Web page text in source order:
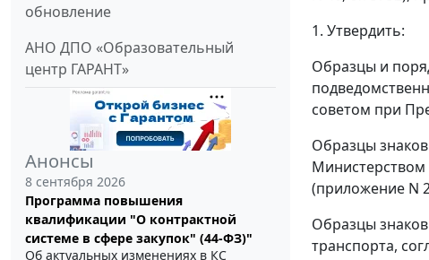
обновление
АНО ДПО «Образовательный
центр ГАРАНТ»
Анонсы
8 сентября 2026
Программа повышения
квалификации "О контрактной
системе в сфере закупок" (44-ФЗ)"
Об актуальных изменениях в КС
1. Утвердить:
Образцы и
советом при
Образцы
Министерством
(приложение N
Образцы
транспорта,